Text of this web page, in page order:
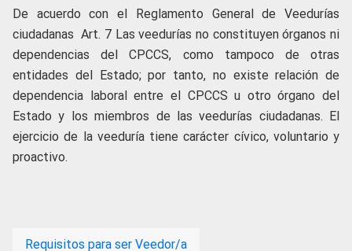
De acuerdo con el Reglamento General de Veedurías
ciudadanas Art. 7 Las veedurías no constituyen órganos ni
dependencias del CPCCS, como tampoco de otras
entidades del Estado; por tanto, no existe relación de
dependencia laboral entre el CPCCS u otro órgano del
Estado y los miembros de las veedurías ciudadanas. El
ejercicio de la veeduría tiene carácter cívico, voluntario y
proactivo.
Requisitos para ser Veedor/a